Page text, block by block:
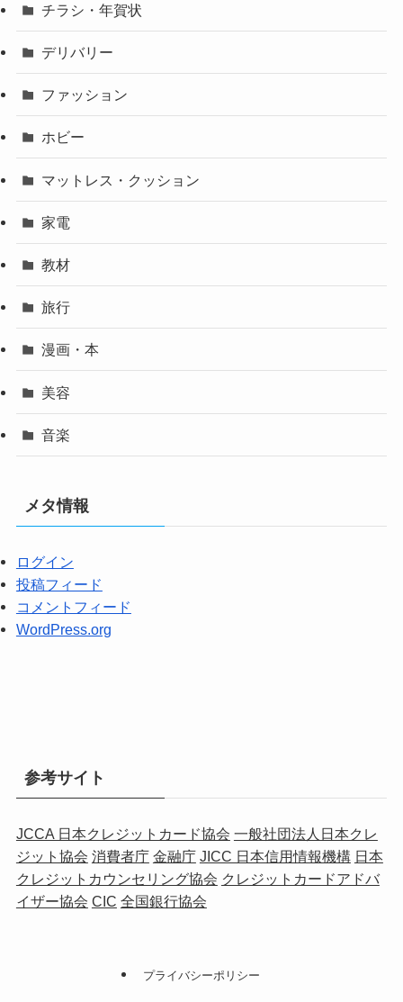
チラシ・年賀状
デリバリー
ファッション
ホビー
マットレス・クッション
家電
教材
旅行
漫画・本
美容
音楽
メタ情報
ログイン
投稿フィード
コメントフィード
WordPress.org
参考サイト
JCCA 日本クレジットカード協会 一般社団法人日本クレ
ジット協会 消費者庁 金融庁 JICC 日本信用情報機構 日本
クレジットカウンセリング協会 クレジットカードアドバ
イザー協会 CIC 全国銀行協会
プライバシーポリシー